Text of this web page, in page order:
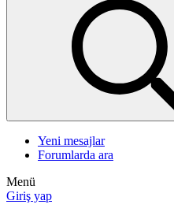
Yeni mesajlar
Forumlarda ara
Menü
Giriş yap